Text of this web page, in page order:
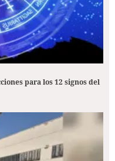
para los 12 signos del